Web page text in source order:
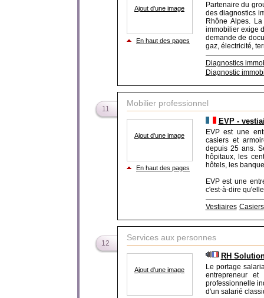
Ajout d'une image
En haut des pages
Partenaire du
des diagnostics
Rhône Alpes.
immobilier exige
demande de
gaz, électricité,
Diagnostics
Diagnostic
11
Mobilier professionnel
Ajout d'une image
En haut des pages
EVP -
EVP est une
casiers et
depuis 25 ans.
hôpitaux, les
hôtels, les
EVP est une
c'est-à-dire
Vestiaires Casiers
12
Services aux personnes
Ajout d'une image
RH
Le portage
entrepreneur
professionnelle
d'un salarié